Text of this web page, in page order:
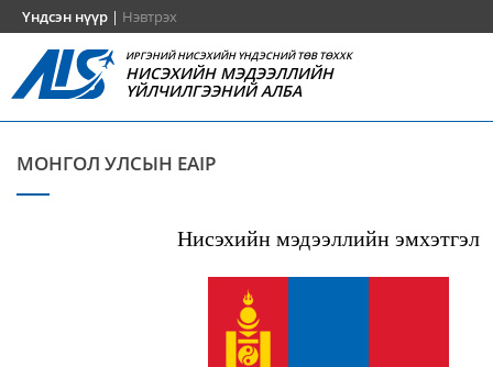
Үндсэн нүүр | Нэвтрэх
ИРГЭНИЙ НИСЭХИЙН ҮНДЭСНИЙ ТӨВ ТӨХХК
НИСЭХИЙН МЭДЭЭЛЛИЙН
ҮЙЛЧИЛГЭЭНИЙ АЛБА
МОНГОЛ УЛСЫН EAIP